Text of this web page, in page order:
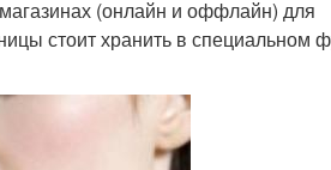
(онлайн и оффлайн) для
стоит хранить в специальном